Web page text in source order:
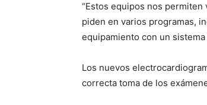
“Estos equipos nos
piden en varios programas,
equipamiento con un
Los nuevos
correcta toma de los